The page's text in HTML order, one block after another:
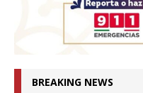
BREAKING NEWS